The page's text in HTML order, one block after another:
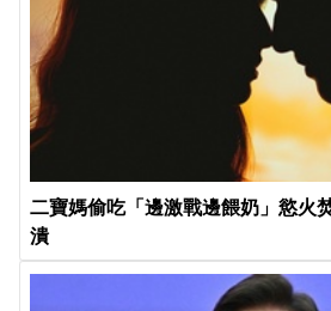
二寶媽偷吃「邊激戰邊餵奶」慾火
潰